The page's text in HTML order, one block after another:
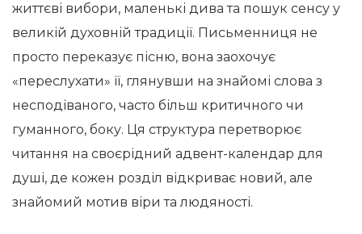
життєві вибори, маленькі дива та пошук сенсу у
великій духовній традиції. Письменниця не
просто переказує пісню, вона заохочує
«переслухати» її, глянувши на знайомі слова з
несподіваного, часто більш критичного чи
гуманного, боку. Ця структура перетворює
читання на своєрідний адвент-календар для
душі, де кожен розділ відкриває новий, але
знайомий мотив віри та людяності.